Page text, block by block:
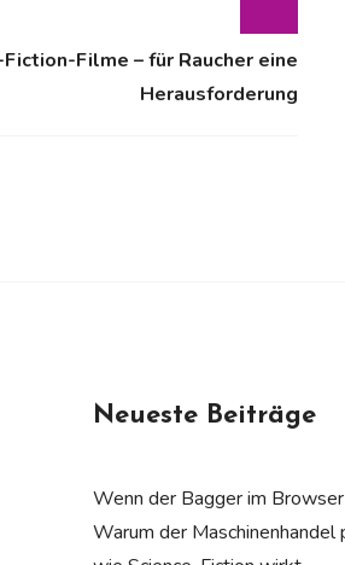
Filme – für Raucher eine
Herausforderung
Neueste Beiträge
Wenn der Bagger im
Warum der Maschinenhandel